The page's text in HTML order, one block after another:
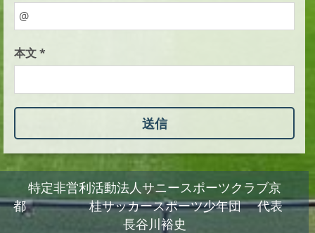
本文 *
特定非営利活動法人サニースポーツクラブ京
都 桂サッカースポーツ少年団 代表
長谷川裕史